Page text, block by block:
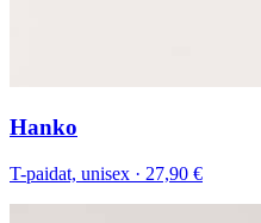
Hanko
T-paidat, unisex · 27,90 €